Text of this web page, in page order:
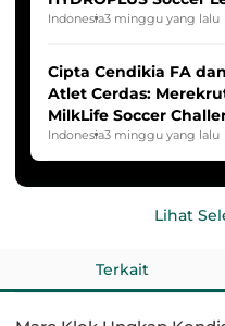
2025/2026
Indonesia3 minggu yang lalu
Cipta Cendikia FA
Atlet Cerdas:
MilkLife Soccer
HYDROPLUS Soccer
Indonesia3 minggu yang lalu
Lihat
Terkait